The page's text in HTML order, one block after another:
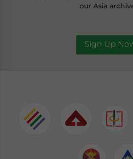
our Asia
Sign Up